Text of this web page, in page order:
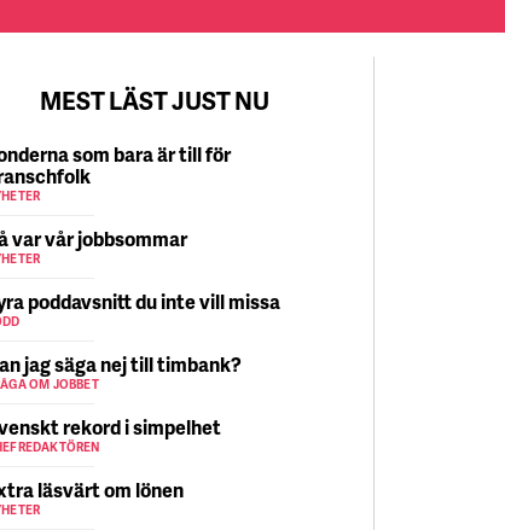
MEST LÄST JUST NU
som bara är till för
var vår jobbsommar
poddavsnitt du inte vill missa
jag säga nej till timbank?
OM JOBBET
rekord i simpelhet
läsvärt om lönen